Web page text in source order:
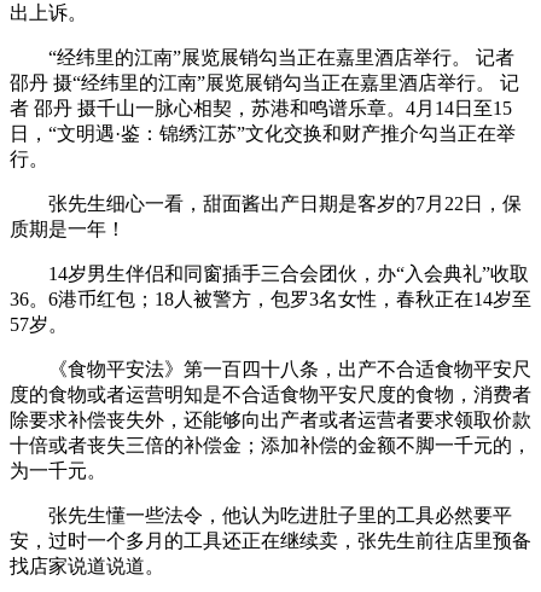
出上诉。
“经纬里的江南”展览展销勾当正在嘉里酒店举行。 记者
邵丹 摄“经纬里的江南”展览展销勾当正在嘉里酒店举行。 记
者 邵丹 摄千山一脉心相契，苏港和鸣谱乐章。4月14日至15
日，“文明遇·鉴：锦绣江苏”文化交换和财产推介勾当正在举
行。
张先生细心一看，甜面酱出产日期是客岁的7月22日，保
质期是一年！
14岁男生伴侣和同窗插手三合会团伙，办“入会典礼”收取
36。6港币红包；18人被警方，包罗3名女性，春秋正在14岁至
57岁。
《食物平安法》第一百四十八条，出产不合适食物平安尺
度的食物或者运营明知是不合适食物平安尺度的食物，消费者
除要求补偿丧失外，还能够向出产者或者运营者要求领取价款
十倍或者丧失三倍的补偿金；添加补偿的金额不脚一千元的，
为一千元。
张先生懂一些法令，他认为吃进肚子里的工具必然要平
安，过时一个多月的工具还正在继续卖，张先生前往店里预备
找店家说道说道。